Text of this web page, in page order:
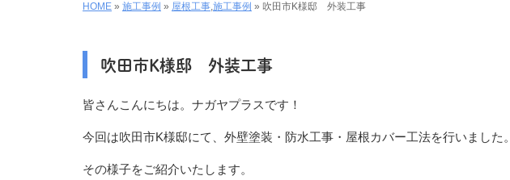
HOME » 施工事例 » 屋根工事,施工事例 » 吹田市K様邸 外装工事
吹田市K様邸 外装工事
皆さんこんにちは。ナガヤプラスです！
今回は吹田市K様邸にて、外壁塗装・防水工事・屋根カバー工法を行いました。
その様子をご紹介いたします。